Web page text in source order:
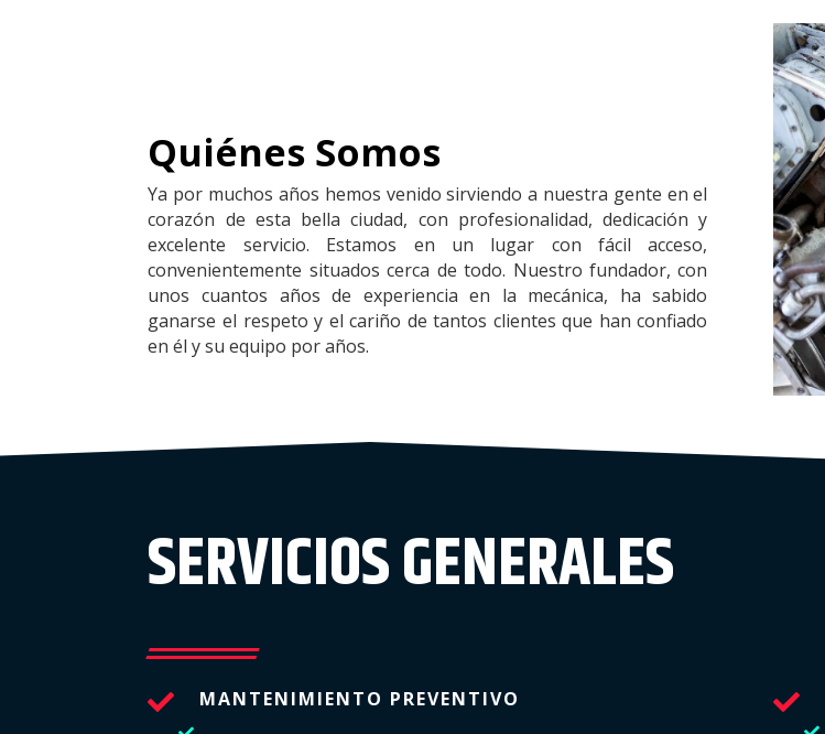
Quiénes Somos
Ya por muchos años hemos venido sirviendo a nuestra gente en el
corazón de esta bella ciudad, con profesionalidad, dedicación y
excelente servicio. Estamos en un lugar con fácil acceso,
convenientemente situados cerca de todo. Nuestro fundador, con
unos cuantos años de experiencia en la mecánica, ha sabido
ganarse el respeto y el cariño de tantos clientes que han confiado
en él y su equipo por años.
SERVICIOS GENERALES
 MANTENIMIENTO PREVENTIVO 